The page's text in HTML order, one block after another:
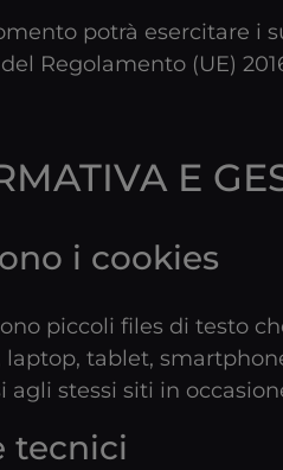
potrà esercitare i
del Regolamento (UE)
E
i cookies
piccoli files di testo
tablet,
agli stessi siti in
tecnici